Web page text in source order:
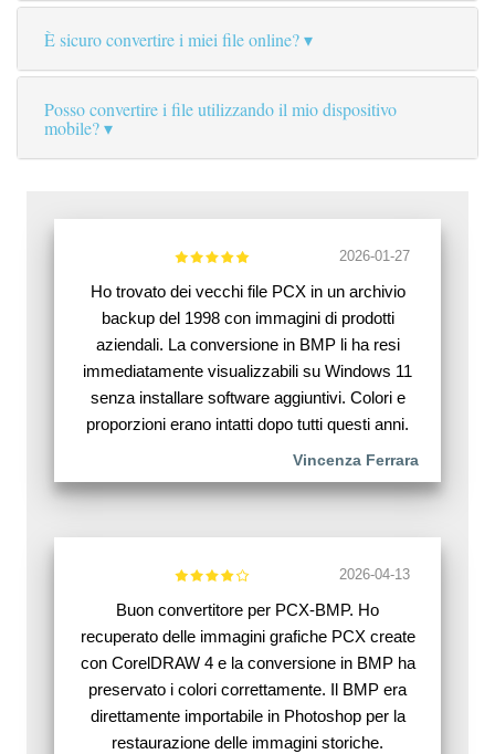
È sicuro convertire i miei file online?
Posso convertire i file utilizzando il mio dispositivo
mobile?
2026-01-27
Ho trovato dei vecchi file PCX in un archivio
backup del 1998 con immagini di prodotti
aziendali. La conversione in BMP li ha resi
immediatamente visualizzabili su Windows 11
senza installare software aggiuntivi. Colori e
proporzioni erano intatti dopo tutti questi anni.
Vincenza Ferrara
2026-04-13
Buon convertitore per PCX-BMP. Ho
recuperato delle immagini grafiche PCX create
con CorelDRAW 4 e la conversione in BMP ha
preservato i colori correttamente. Il BMP era
direttamente importabile in Photoshop per la
restaurazione delle immagini storiche.